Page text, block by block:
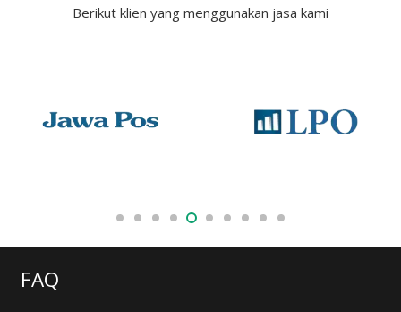
Berikut klien yang menggunakan jasa kami
FAQ